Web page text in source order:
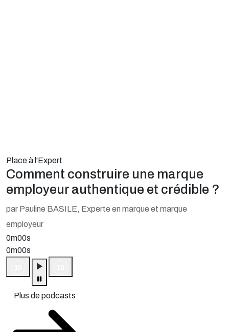
Place à l'Expert
Comment construire une marque
employeur authentique et crédible ?
par Pauline BASILE, Experte en marque et marque
employeur
0m00s
0m00s
Plus de podcasts